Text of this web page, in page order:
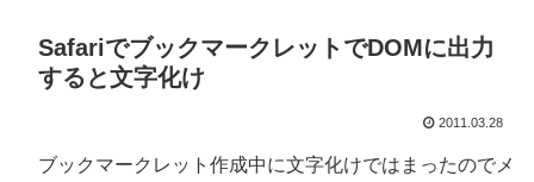
SafariでブックマークレットでDOMに出力
すると文字化け
2011.03.28
ブックマークレット作成中に文字化けではまったのでメ